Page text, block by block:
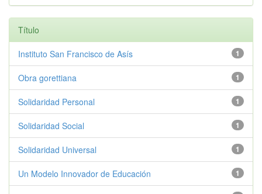
Título
1
Instituto San Francisco de Asís
1
Obra gorettiana
1
Solidaridad Personal
1
Solidaridad Social
1
Solidaridad Universal
1
Un Modelo Innovador de Educación